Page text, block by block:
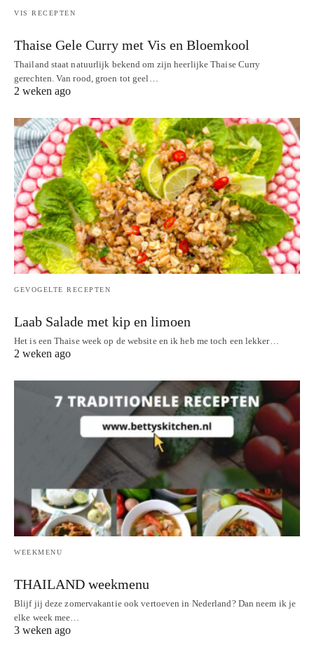
VIS RECEPTEN
Thaise Gele Curry met Vis en Bloemkool
Thailand staat natuurlijk bekend om zijn heerlijke Thaise Curry
gerechten. Van rood, groen tot geel…
2 weken ago
GEVOGELTE RECEPTEN
Laab Salade met kip en limoen
Het is een Thaise week op de website en ik heb me toch een lekker…
2 weken ago
WEEKMENU
THAILAND weekmenu
Blijf jij deze zomervakantie ook vertoeven in Nederland? Dan neem ik je
elke week mee…
3 weken ago